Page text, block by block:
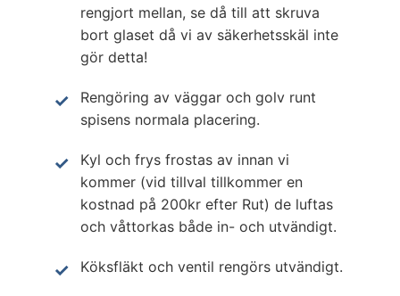
rengjort mellan, se då till att skruva
bort glaset då vi av säkerhetsskäl inte
gör detta!
Rengöring av väggar och golv runt
spisens normala placering.
Kyl och frys frostas av innan vi
kommer (vid tillval tillkommer en
kostnad på 200kr efter Rut) de luftas
och våttorkas både in- och utvändigt.
Köksfläkt och ventil rengörs utvändigt.